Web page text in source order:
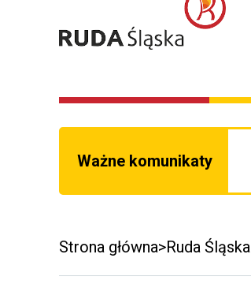
Ważne komunikaty
Strona główna Ruda Śląska